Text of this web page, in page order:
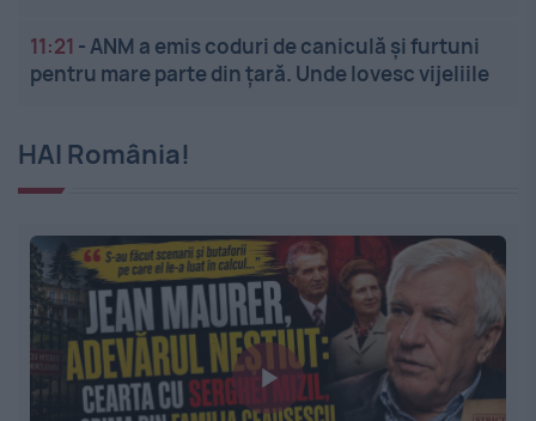
11:21 -ANM a emis coduri de caniculă și furtuni
pentru mare parte din țară. Unde lovesc vijeliile
HAI România!